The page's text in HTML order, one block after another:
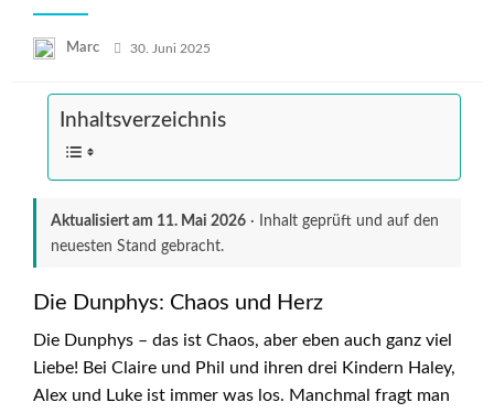
Marc
Posted
30. Juni 2025
Inhaltsverzeichnis
Aktualisiert am 11. Mai 2026· Inhalt geprüft und auf den
neuesten Stand gebracht.
Die Dunphys: Chaos und Herz
Die Dunphys – das ist Chaos, aber eben auch ganz viel
Liebe! Bei Claire und Phil und ihren drei Kindern Haley,
Alex und Luke ist immer was los. Manchmal fragt man